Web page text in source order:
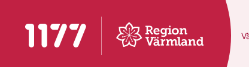
Till startsidan för 1177